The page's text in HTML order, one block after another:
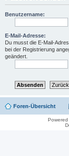
Benutzername:
E-Mail-Adresse:
Du musst die E-Mail-
bei der Registrierung
geändert.
Foren-Übersicht
Powered